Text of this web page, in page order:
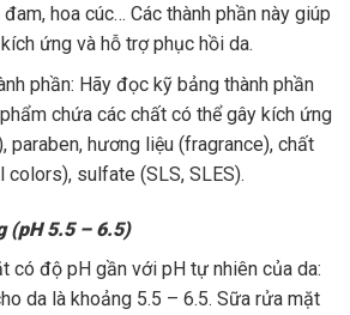
đam, hoa cúc… Các thành phần này giúp
ứng và hỗ trợ phục hồi da.
phần: Hãy đọc kỹ bảng thành phần
chứa các chất có thể gây kích ứng
paraben, hương liệu (fragrance), chất
colors), sulfate (SLS, SLES).
(pH 5.5 – 6.5)
có độ pH gần với pH tự nhiên của da:
da là khoảng 5.5 – 6.5. Sữa rửa mặt